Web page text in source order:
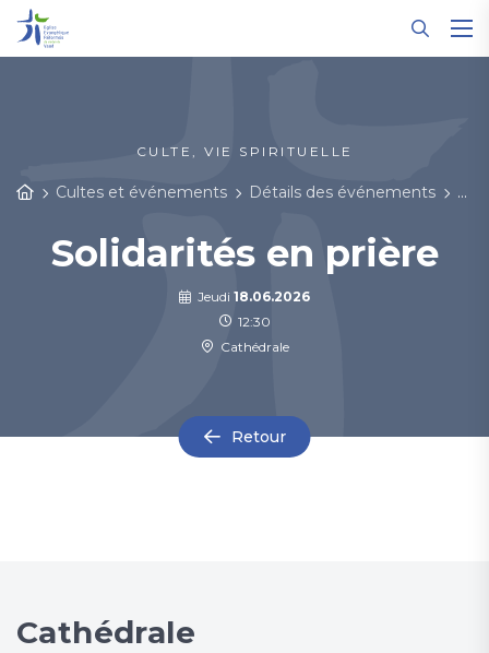
CULTE, VIE SPIRITUELLE
Cultes et événements Détails des événements
Solidarités en prière
Jeudi 18.06.2026
12:30
Cathédrale
Retour
Cathédrale
Panneau de gestion des cookies